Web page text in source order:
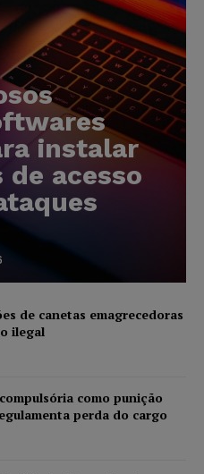
instalar
acesso
de canetas emagrecedoras
ilegal
como punição
perda do cargo